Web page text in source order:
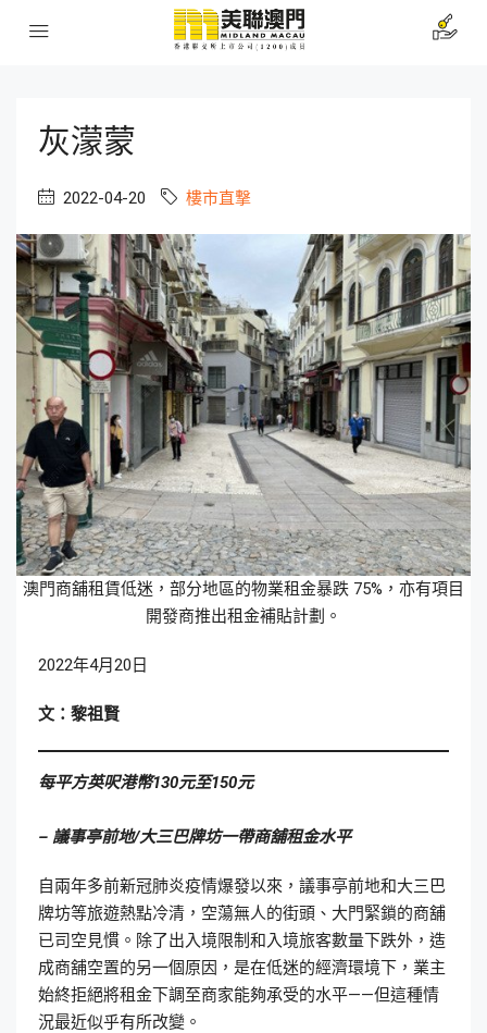
灰濛蒙
2022-04-20 樓市直撃
澳門商舖租賃低迷，部分地區的物業租金暴跌 75%，亦有項目
開發商推出租金補貼計劃。
2022年4月20日
文：黎祖賢
每平方英呎港幣130元至150元
– 議事亭前地/大三巴牌坊一帶商舖租金水平
自兩年多前新冠肺炎疫情爆發以來，議事亭前地和大三巴
牌坊等旅遊熱點冷清，空蕩無人的街頭、大門緊鎖的商舖
已司空見慣。除了出入境限制和入境旅客數量下跌外，造
成商舖空置的另一個原因，是在低迷的經濟環境下，業主
始終拒絕將租金下調至商家能夠承受的水平——但這種情
況最近似乎有所改變。